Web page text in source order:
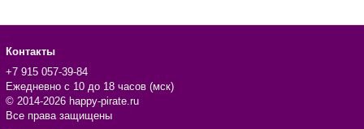
Контакты
+7 915 057-39-84
Ежедневно с 10 до 18 часов (мск)
© 2014-2026 happy-pirate.ru
Все права защищены